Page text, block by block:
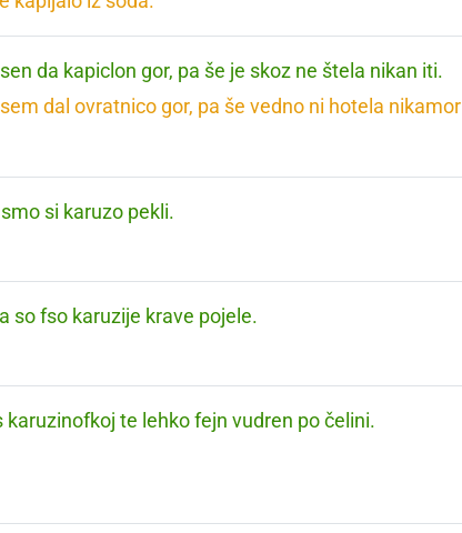
da kapiclon gor, pa še je skoz ne štela nikan iti.
dal ovratnico gor, pa še vedno ni hotela nikamor
si karuzo pekli.
so fso karuzije krave pojele.
karuzinofkoj te lehko fejn vudren po čelini.